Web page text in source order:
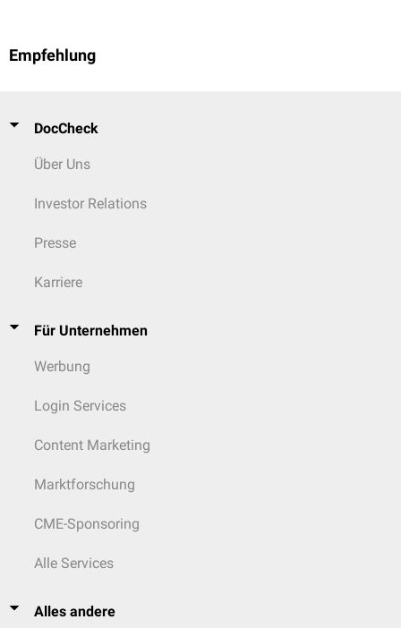
Empfehlung
DocCheck
Über Uns
Investor Relations
Presse
Karriere
Für Unternehmen
Werbung
Login Services
Content Marketing
Marktforschung
CME-Sponsoring
Alle Services
Alles andere